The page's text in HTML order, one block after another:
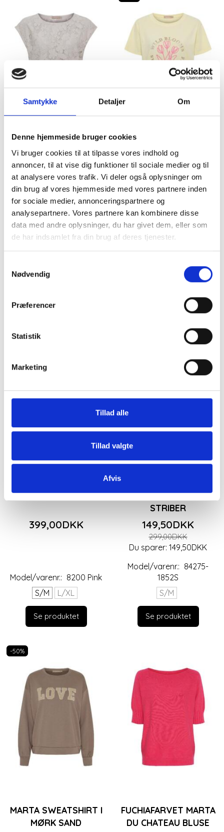
Samtykke Detaljer Om
Denne hjemmeside bruger cookies
Vi bruger cookies til at tilpasse vores indhold og
annoncer, til at vise dig funktioner til sociale medier og til
at analysere vores trafik. Vi deler også oplysninger om
din brug af vores hjemmeside med vores partnere inden
for sociale medier, annonceringspartnere og
analysepartnere. Vores partnere kan kombinere disse
data med andre oplysninger, du har givet dem, eller som
de har indsamlet fra din brug af deres tjenester.
Nødvendig
Præferencer
Statistik
Marketing
Tillad alle
Tillad valgte
Afvis
BEIGE MARTA DU
CHATEAU BLONDETOP
299,00DKK
Model/varenr.: 85661-MCd-
Zorina-Beige
GUL T-SHIRT FRA
MARTA
124,50DKK
249,00DKK
Du sparer:
124,50DKK
Model/varenr.:
Yellow
FRA MARTA
399,00DKK
Model/varenr.: 8200 Pink
S/M
L/XL
Se produktet
MARTA DU CHATEAU T-
SHIRT MED PINK
STRIBER
149,50DKK
299,00DKK
Du sparer: 149,50DKK
Model/varenr.: 84275-
1852S
S/M
Se produktet
-50%
MARTA SWEATSHIRT I
MØRK SAND
FUCHIAFARVET MARTA
DU CHATEAU BLUSE